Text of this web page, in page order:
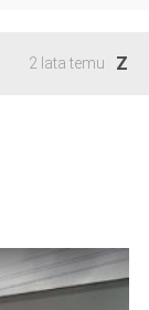
2 lata temu